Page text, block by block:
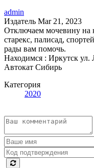
admin
Издатель Mar 21, 2023
Отключаем мочевину на
старекс, палисад,
рады вам помочь.
Находимся : Иркутск ул.
Автокат Сибирь
Категория
2020